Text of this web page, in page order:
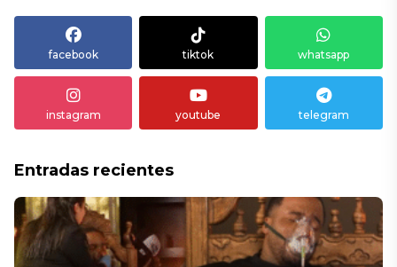
facebook tiktok whatsapp
instagram youtube telegram
Entradas recientes